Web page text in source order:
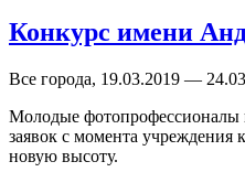
Конкурс имени
Все города, 19.03.2019 —
Молодые фотопрофессионалы
заявок с момента учреждения
новую высоту.